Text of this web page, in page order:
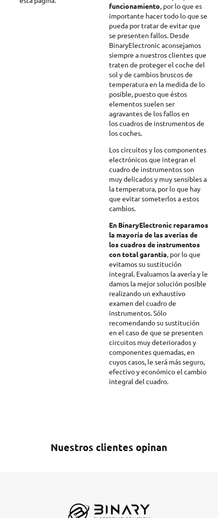
funcionamiento, por lo que es
importante hacer todo lo que se
pueda por tratar de evitar que
se presenten fallos. Desde
BinaryElectronic aconsejamos
siempre a nuestros clientes que
traten de proteger el coche del
sol y de cambios bruscos de
temperatura en la medida de lo
posible, puesto que éstos
elementos suelen ser
agravantes de los fallos en
los cuadros de instrumentos de
los coches.
Los circuitos y los componentes
electrónicos que integran el
cuadro de instrumentos son
muy delicados y muy sensibles a
la temperatura, por lo que hay
que evitar someterlos a estos
cambios.
En BinaryElectronic reparamos
la mayoría de las averías de
los cuadros de instrumentos
con total garantía, por lo que
evitamos su sustitución
integral. Evaluamos la avería y le
damos la mejor solución posible
realizando un exhaustivo
examen del cuadro de
instrumentos. Sólo
recomendando su sustitución
en el caso de que se presenten
circuitos muy deteriorados y
componentes quemadas, en
cuyos casos, le será más seguro,
efectivo y económico el cambio
integral del cuadro.
Nuestros clientes opinan